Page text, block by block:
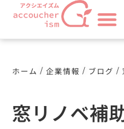
ホーム / 企業情報 / ブログ /
窓リノベ補